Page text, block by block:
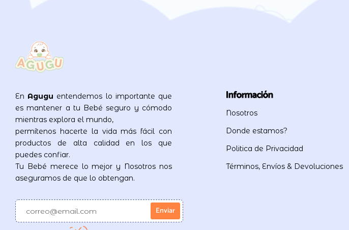
En Agugu entendemos lo importante que
es mantener a tu Bebé seguro y cómodo
mientras explora el mundo,
permítenos hacerte la vida más fácil con
productos de alta calidad en los que
puedes confiar.
Tu Bebé merece lo mejor y Nosotros nos
aseguramos de que lo obtengan.
Información
Nosotros
Donde estamos?
Politica de Privacidad
Términos, Envíos & Devoluciones